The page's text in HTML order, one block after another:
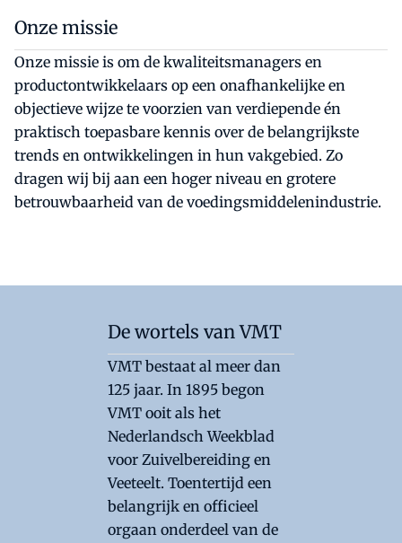
Onze missie
Onze missie is om de kwaliteitsmanagers en
productontwikkelaars op een onafhankelijke en
objectieve wijze te voorzien van verdiepende én
praktisch toepasbare kennis over de belangrijkste
trends en ontwikkelingen in hun vakgebied. Zo
dragen wij bij aan een hoger niveau en grotere
betrouwbaarheid van de voedingsmiddelenindustrie.
De wortels van VMT
VMT bestaat al meer dan
125 jaar. In 1895 begon
VMT ooit als het
Nederlandsch Weekblad
voor Zuivelbereiding en
Veeteelt. Toentertijd een
belangrijk en officieel
orgaan onderdeel van de